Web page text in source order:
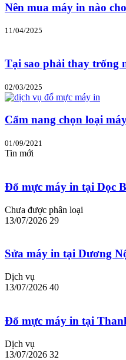
Nên mua máy in nào
11/04/2025
Tại sao phải thay trống
02/03/2025
Cẩm nang chọn loại
01/09/2021
Tin mới
Đổ mực máy in tại Dọc
Chưa được phân loại
13/07/2026 29
Sửa máy in tại Dương
Dịch vụ
13/07/2026 40
Đổ mực máy in tại
Dịch vụ
13/07/2026 32